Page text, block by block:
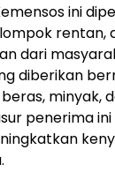
ini
rentan,
dari
diberikan
minyak,
penerima ini